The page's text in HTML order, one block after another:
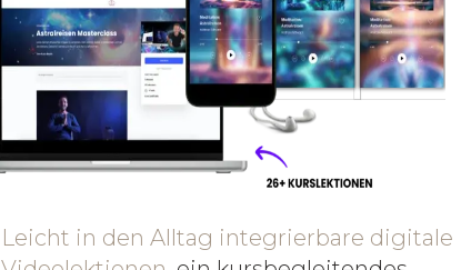
Leicht in den Alltag integrierbare digitale